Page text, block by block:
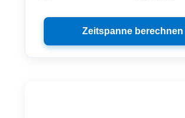
Zeitspanne berechnen